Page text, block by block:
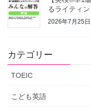
るライティン
2026年7月25日
カテゴリー
TOEIC
こども英語